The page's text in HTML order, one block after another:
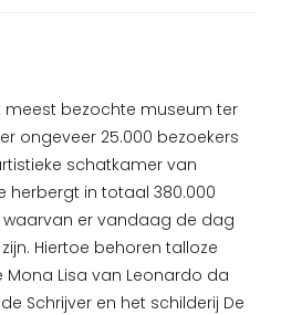
meest bezochte museum ter
ongeveer 25.000 bezoekers
schatkamer van
herbergt in totaal 380.000
waarvan er vandaag de dag
Hiertoe behoren talloze
Lisa van Leonardo da
Schrijver en het schilderij De